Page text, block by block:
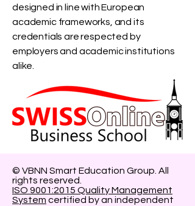
designed in line with European
academic frameworks, and its
credentials are respected by
employers and academic institutions
alike.
© VBNN Smart Education Group. All
rights reserved.
ISO 9001:2015 Quality Management
System certified by an independent